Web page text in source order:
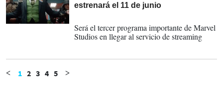
estrenará el 11 de junio
Será el tercer programa importante de Marvel
Studios en llegar al servicio de streaming
< 1 2 3 4 5 >